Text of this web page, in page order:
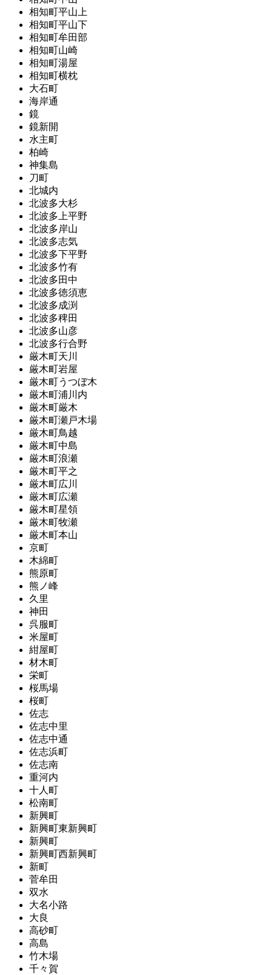
相知町平山上
相知町平山下
相知町牟田部
相知町山崎
相知町湯屋
相知町横枕
大石町
海岸通
鏡
鏡新開
水主町
柏崎
神集島
刀町
北城内
北波多大杉
北波多上平野
北波多岸山
北波多志気
北波多下平野
北波多竹有
北波多田中
北波多徳須恵
北波多成渕
北波多稗田
北波多山彦
北波多行合野
厳木町天川
厳木町岩屋
厳木町うつぼ木
厳木町浦川内
厳木町厳木
厳木町瀬戸木場
厳木町鳥越
厳木町中島
厳木町浪瀬
厳木町平之
厳木町広川
厳木町広瀬
厳木町星領
厳木町牧瀬
厳木町本山
京町
木綿町
熊原町
熊ノ峰
久里
神田
呉服町
米屋町
紺屋町
材木町
栄町
桜馬場
桜町
佐志
佐志中里
佐志中通
佐志浜町
佐志南
重河内
十人町
松南町
新興町
新興町東新興町
新興町
新興町西新興町
新町
菅牟田
双水
大名小路
大良
高砂町
高島
竹木場
千々賀